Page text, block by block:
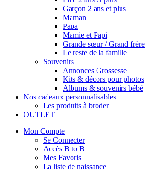
Garçon 2 ans et plus
Maman
Papa
Mamie et Papi
Grande sœur / Grand frère
Le reste de la famille
Souvenirs
Annonces Grossesse
Kits & décors pour photos
Albums & souvenirs bébé
Nos cadeaux personnalisables
Les produits à broder
OUTLET
Mon Compte
Se Connecter
Accès B to B
Mes Favoris
La liste de naissance